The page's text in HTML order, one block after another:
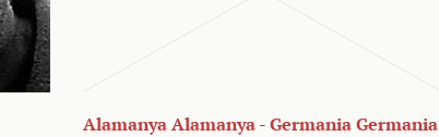
Alamanya Alamanya - Germania Germania